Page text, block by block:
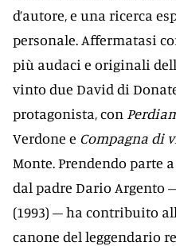
d’autore, e una ricerca
personale. Affermatasi
più audaci e originali
vinto due David di
protagonista, con
Verdone e Compagna di
Monte. Prendendo parte
dal padre Dario Argento
(1993) – ha contribuito
canone del leggendario